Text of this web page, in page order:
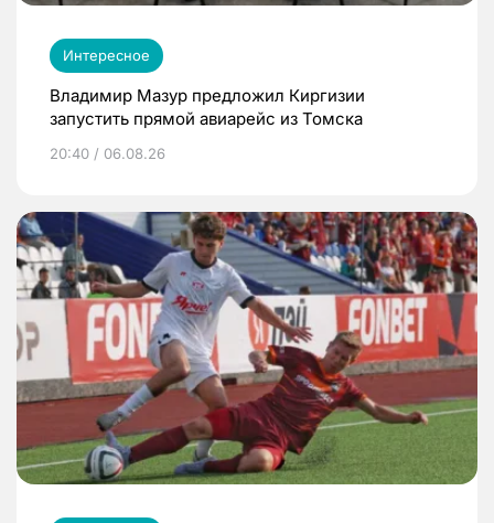
Интересное
Владимир Мазур предложил Киргизии
запустить прямой авиарейс из Томска
20:40 / 06.08.26